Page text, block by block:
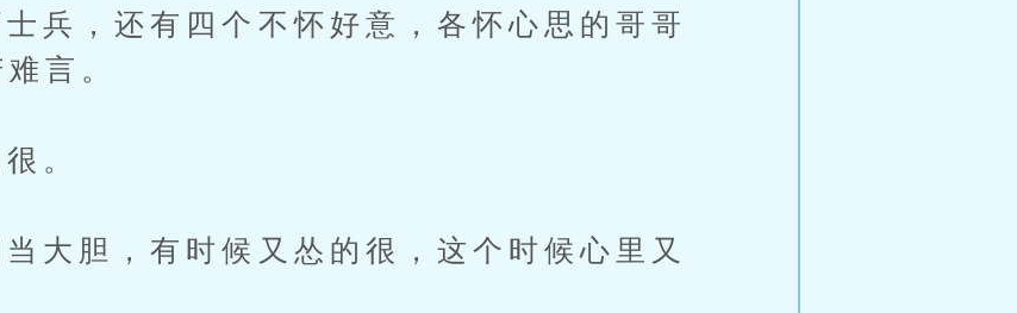
，还有四个不怀好意，各怀心思的哥哥
言。
。
，有时候又怂的很，这个时候心里又